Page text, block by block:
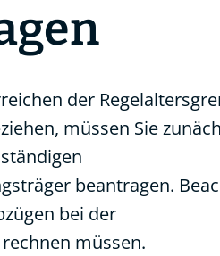
der
müssen Sie
beantragen.
bei der
müssen.